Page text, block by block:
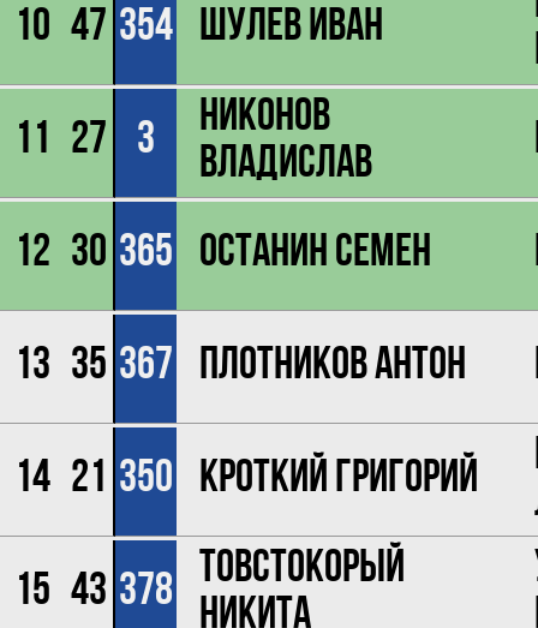
10 47 354 Шулев Иван
11 27 3
Никонов
Владислав
12 30 365 Останин Семен
13 35 367 Плотников Антон
14 21 350 Кроткий Григорий
15 43 378 Товстокорый
Никита